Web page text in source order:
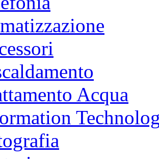
Acqua